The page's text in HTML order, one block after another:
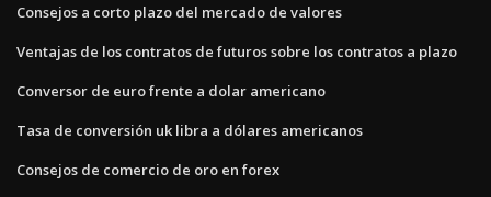
Consejos a corto plazo del mercado de valores
Ventajas de los contratos de futuros sobre los contratos a plazo
Conversor de euro frente a dolar americano
Tasa de conversión uk libra a dólares americanos
Consejos de comercio de oro en forex